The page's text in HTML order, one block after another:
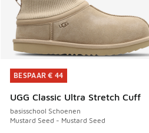
BESPAAR € 44
UGG Classic Ultra Stretch Cuff
basisschool Schoenen
Mustard Seed - Mustard Seed
BESPAAR € 44